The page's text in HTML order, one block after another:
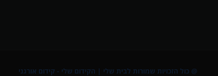
@ כול הזכויות שמורות לבית שלי | הקידום שלי - קידום אורגני